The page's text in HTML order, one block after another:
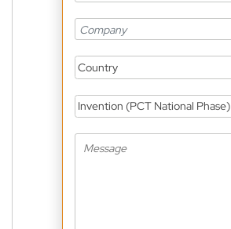
Country
Invention (PCT National Phase)